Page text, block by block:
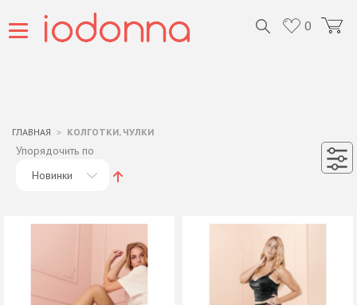
0
ГЛАВНАЯ КОЛГОТКИ, ЧУЛКИ
Упорядочить по
Новинки